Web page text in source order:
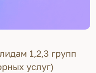
1,2,3 групп
услуг)